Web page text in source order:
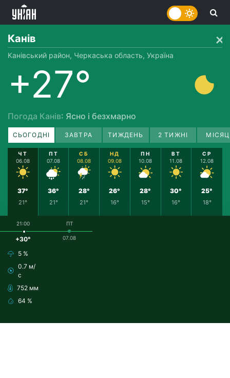
Канів
Канівський район, Черкаська область, Україна
+27°
Погода Канів: Ясно і безхмарно
СЬОГОДНІ ЗАВТРА ТИЖДЕНЬ 2 ТИЖНІ
ЧТ
06.08
37°
21°
ПТ
07.08
36°
21°
СБ
08.08
28°
21°
НД
09.08
26°
16°
ПН
10.08
28°
15°
ВТ
11.08
30°
16°
СР
12.08
25°
18°
21:00
+30°
5 %
0.7 м/
с
752 мм
64 %
ПТ
07.08